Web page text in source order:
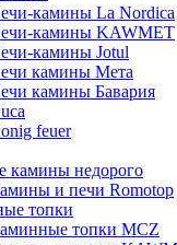
камины La Nordica
камины KAWMET
камины Jotul
камины Мета
камины Бавария
feuer
камины недорого
и печи Romotop
топки
топки MCZ